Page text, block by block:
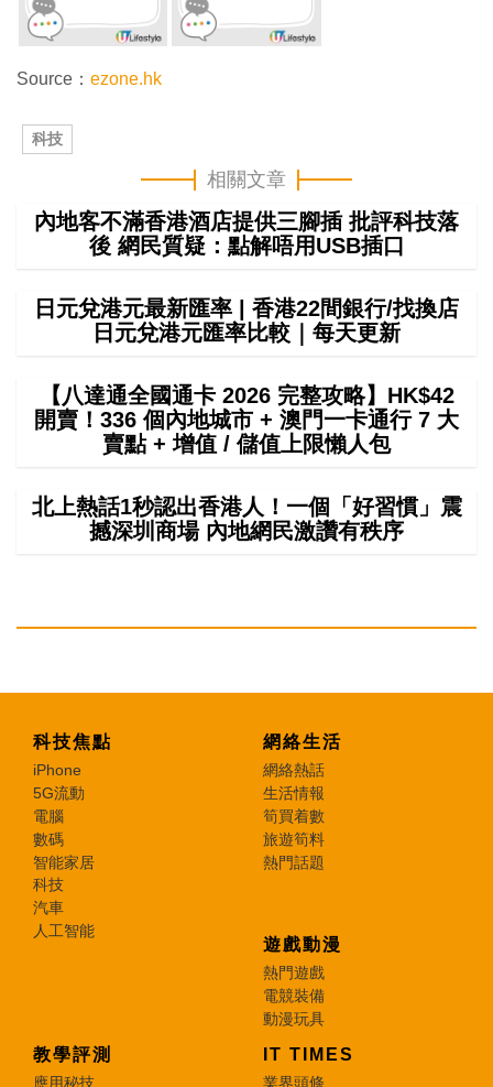
Source： ezone.hk
科技
相關文章
內地客不滿香港酒店提供三腳插 批評科技落
後 網民質疑：點解唔用USB插口
日元兌港元最新匯率 | 香港22間銀行/找換店
日元兌港元匯率比較｜每天更新
【八達通全國通卡 2026 完整攻略】HK$42
開賣！336 個內地城市 + 澳門一卡通行 7 大
賣點 + 增值 / 儲值上限懶人包
北上熱話1秒認出香港人！一個「好習慣」震
撼深圳商場 內地網民激讚有秩序
科技焦點
iPhone
5G流動
電腦
數碼
智能家居
科技
汽車
人工智能
網絡生活
網絡熱話
生活情報
筍買着數
旅遊筍料
熱門話題
遊戲動漫
熱門遊戲
電競裝備
動漫玩具
教學評測
應用秘技
IT TIMES
業界頭條